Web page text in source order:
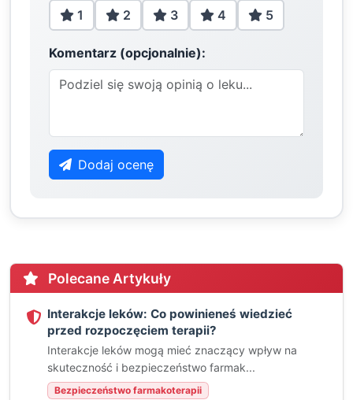
1 2 3 4 5
Komentarz (opcjonalnie):
Dodaj ocenę
Polecane Artykuły
Interakcje leków: Co powinieneś wiedzieć
przed rozpoczęciem terapii?
Interakcje leków mogą mieć znaczący wpływ na
skuteczność i bezpieczeństwo farmak...
Bezpieczeństwo farmakoterapii